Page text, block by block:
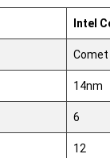
Intel
Comet
14nm
6
12